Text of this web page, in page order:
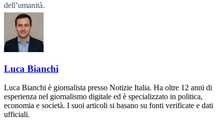
dell’umanità.
Luca Bianchi
Luca Bianchi è giornalista presso Notizie Italia. Ha oltre 12 anni di
esperienza nel giornalismo digitale ed è specializzato in politica,
economia e società. I suoi articoli si basano su fonti verificate e dati
ufficiali.